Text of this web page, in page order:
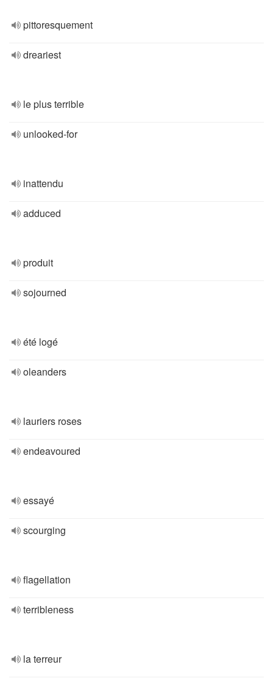
pittoresquement
dreariest
le plus terrible
unlooked-for
inattendu
adduced
produit
sojourned
été logé
oleanders
lauriers roses
endeavoured
essayé
scourging
flagellation
terribleness
la terreur